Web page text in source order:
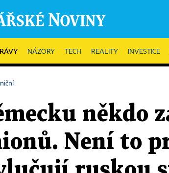
NÁZORY TECH REALITY INVESTICE
někdo
Není to